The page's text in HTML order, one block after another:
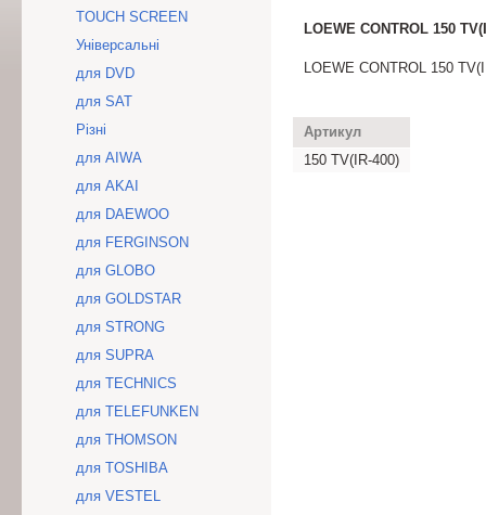
TOUCH SCREEN
Універсальні
для DVD
для SAT
Різні
для AIWA
для AKAI
для DAEWOO
для FERGINSON
для GLOBO
для GOLDSTAR
для STRONG
для SUPRA
для TECHNICS
для TELEFUNKEN
для THOMSON
для TOSHIBA
для VESTEL
LOEWE CONTROL 150
LOEWE CONTROL 150
Артикул
150 TV(IR-400)